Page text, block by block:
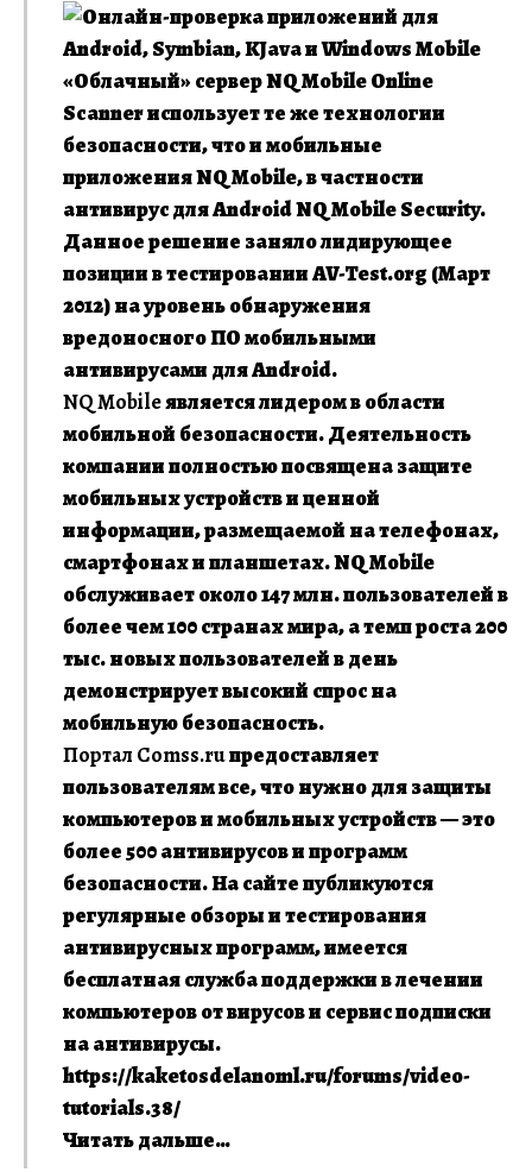
«Облачный» сервер NQ Mobile Online
Scanner использует те же технологии
безопасности, что и мобильные
приложения NQ Mobile, в частности
антивирус для Android NQ Mobile Security.
Данное решение заняло лидирующее
позиции в тестировании AV-Test.org (Март
2012) на уровень обнаружения
вредоносного ПО мобильными
антивирусами для Android.
NQ Mobileявляется лидером в области
мобильной безопасности. Деятельность
компании полностью посвящена защите
мобильных устройств и ценной
информации, размещаемой на телефонах,
смартфонах и планшетах. NQ Mobile
обслуживает около 147 млн. пользователей в
более чем 100 странах мира, а темп роста 200
тыс. новых пользователей в день
демонстрирует высокий спрос на
мобильную безопасность.
Портал Comss.ruпредоставляет
пользователям все, что нужно для защиты
компьютеров и мобильных устройств — это
более 500 антивирусов и программ
безопасности. На сайте публикуются
регулярные обзоры и тестирования
антивирусных программ, имеется
бесплатная служба поддержки в лечении
компьютеров от вирусов и сервис подписки
на антивирусы.
https://kaketosdelanoml.ru/forums/video-
tutorials.38/
Читать дальше…